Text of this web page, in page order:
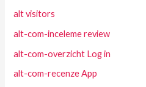
alt visitors
alt-com-inceleme review
alt-com-overzicht Log in
alt-com-recenze App